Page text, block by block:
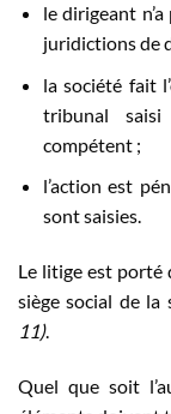
le dirigeant
juridictions de
la société fait
tribunal
compétent ;
l’action est
sont saisies.
Le litige est porté
siège social de la
11).
Quel que soit